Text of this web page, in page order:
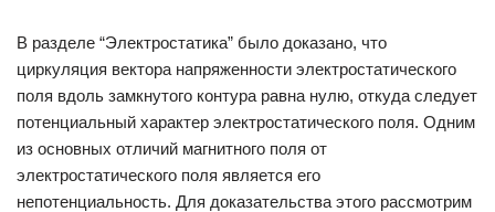
В разделе “Электростатика” было доказано, что
циркуляция вектора напряженности электростатического
поля вдоль замкнутого контура равна нулю, откуда следует
потенциальный характер электростатического поля. Одним
из основных отличий магнитного поля от
электростатического поля является его
непотенциальность. Для доказательства этого рассмотрим